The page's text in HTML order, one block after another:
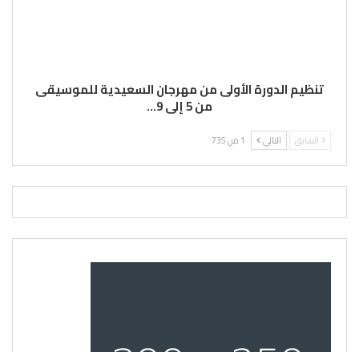
تنظيم الدورة الأولى من مهرجان السعيدية للموسيقى
من 5 إلى 9…
السابق التالي 1 من 735